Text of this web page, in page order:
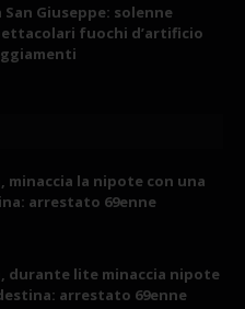
Giuseppe: solenne
fuochi d’artificio
minaccia la nipote con una
arrestato 69enne
durante lite minaccia nipote
arrestato 69enne